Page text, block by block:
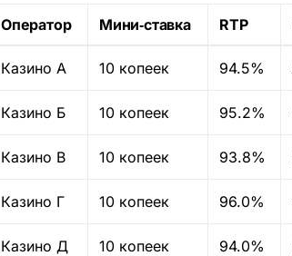
Оператор Мини‑ставка RTP
Казино А 10 копеек 94.5%
Казино Б 10 копеек 95.2%
Казино В 10 копеек 93.8%
Казино Г 10 копеек 96.0%
Казино Д 10 копеек 94.0%